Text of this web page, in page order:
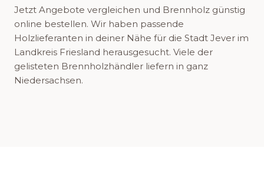
Jetzt Angebote vergleichen und Brennholz günstig
online bestellen. Wir haben passende
Holzlieferanten in deiner Nähe für die Stadt Jever im
Landkreis Friesland herausgesucht. Viele der
gelisteten Brennholzhändler liefern in ganz
Niedersachsen.